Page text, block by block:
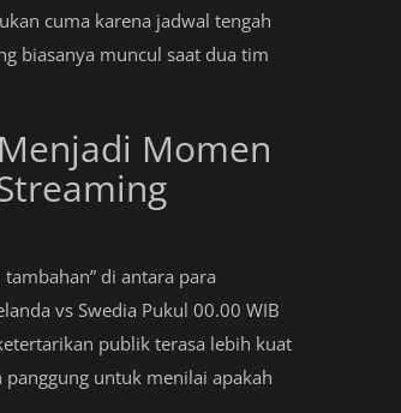
cuma karena jadwal tengah
biasanya muncul saat dua tim
Momen
di antara para
vs Swedia Pukul 00.00 WIB
publik terasa lebih kuat
untuk menilai apakah